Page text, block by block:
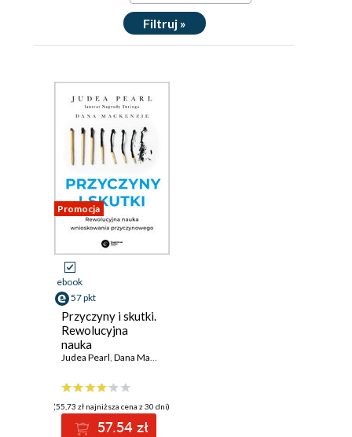
Filtruj »
Promocja
ebook
57 pkt
Przyczyny i skutki.
Rewolucyjna
nauka
wnioskowania
Judea Pearl, Dana Mackenzie
(55,73 zł najniższa cena z 30 dni)
57.54 zł